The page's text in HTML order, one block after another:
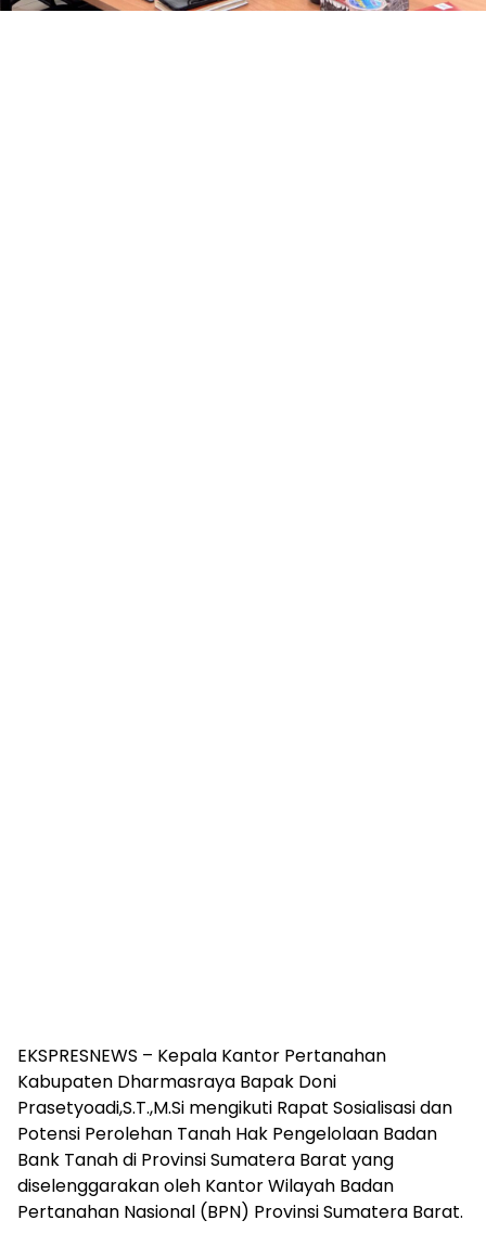
EKSPRESNEWS – Kepala Kantor Pertanahan
Kabupaten Dharmasraya Bapak Doni
Prasetyoadi,S.T.,M.Si mengikuti Rapat Sosialisasi dan
Potensi Perolehan Tanah Hak Pengelolaan Badan
Bank Tanah di Provinsi Sumatera Barat yang
diselenggarakan oleh Kantor Wilayah Badan
Pertanahan Nasional (BPN) Provinsi Sumatera Barat.